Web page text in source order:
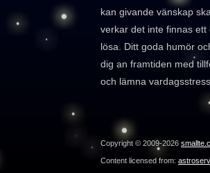
kan givande vänskap
verkar det inte finnas
lösa. Ditt goda humör
dig an framtiden med
och lämna
Copyright © 2009-2026
Content licensed from: